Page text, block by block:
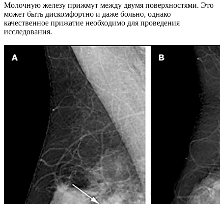
Молочную железу прижмут между двумя поверхностями. Это
может быть дискомфортно и даже больно, однако
качественное прижатие необходимо для проведения
исследования.